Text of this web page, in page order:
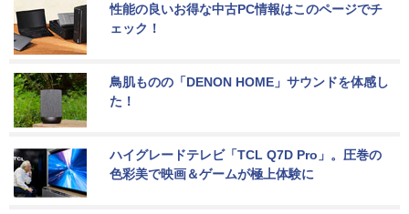
性能の良いお得な中古PC情報はこのページでチ
ェック！
鳥肌ものの「DENON HOME」サウンドを体感し
た！
ハイグレードテレビ「TCL Q7D Pro」。圧巻の
色彩美で映画＆ゲームが極上体験に